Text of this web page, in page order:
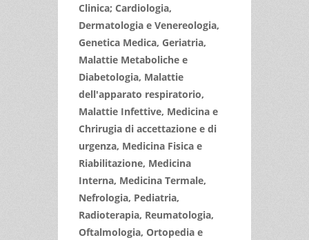
Clinica; Cardiologia,
Dermatologia e Venereologia,
Genetica Medica, Geriatria,
Malattie Metaboliche e
Diabetologia, Malattie
dell'apparato respiratorio,
Malattie Infettive, Medicina e
Chrirugia di accettazione e di
urgenza, Medicina Fisica e
Riabilitazione, Medicina
Interna, Medicina Termale,
Nefrologia, Pediatria,
Radioterapia, Reumatologia,
Oftalmologia, Ortopedia e